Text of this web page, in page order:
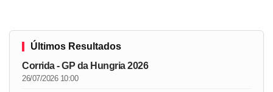
Últimos Resultados
Corrida - GP da Hungria 2026
26/07/2026 10:00